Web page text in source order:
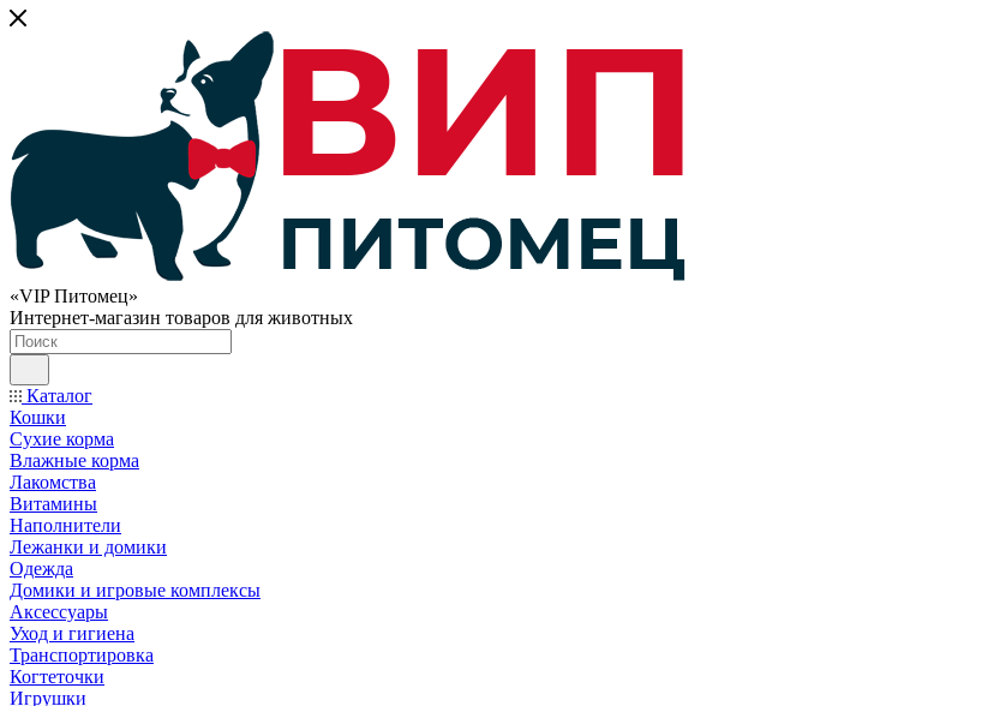
«VIP Питомец»
Интернет-магазин товаров для животных
Каталог
Кошки
Сухие корма
Влажные корма
Лакомства
Витамины
Наполнители
Лежанки и домики
Одежда
Домики и игровые комплексы
Аксессуары
Уход и гигиена
Транспортировка
Когтеточки
Игрушки